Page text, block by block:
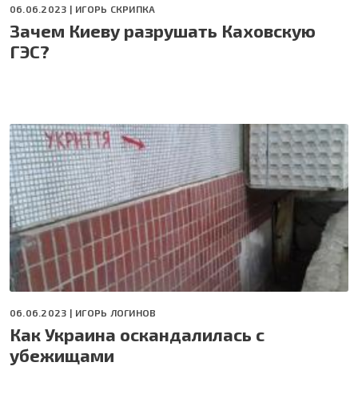
06.06.2023 | ИГОРЬ СКРИПКА
Зачем Киеву разрушать Каховскую
ГЭС?
06.06.2023 | ИГОРЬ ЛОГИНОВ
Как Украина оскандалилась с
убежищами